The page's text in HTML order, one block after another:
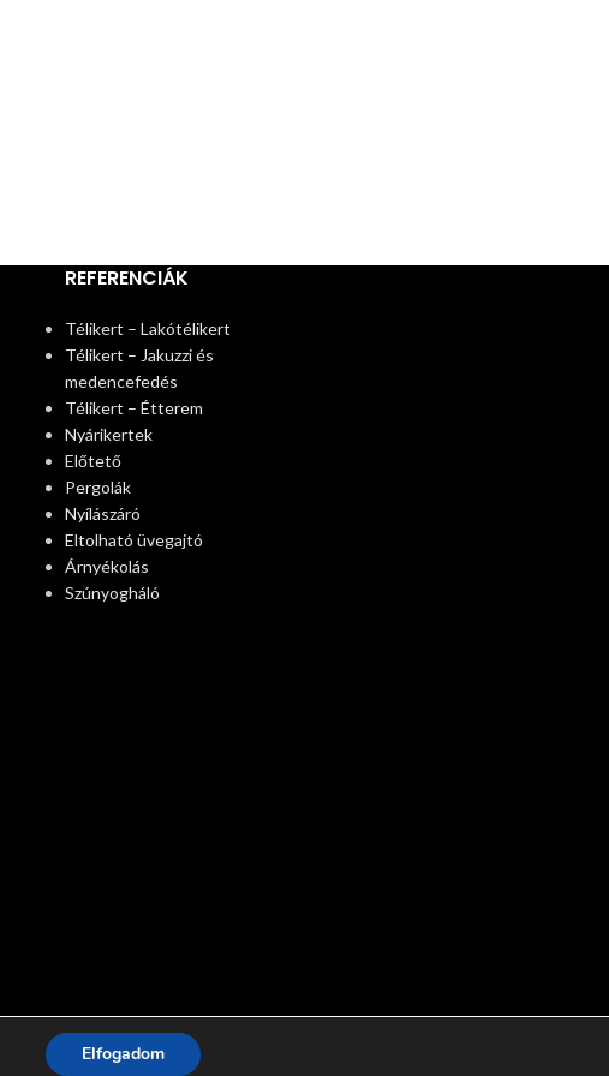
REFERENCIÁK
Télikert – Lakótélikert
Télikert – Jakuzzi és
medencefedés
Télikert – Étterem
Nyárikertek
Előtető
Pergolák
Nyílászáró
Eltolható üvegajtó
Árnyékolás
Szúnyogháló
Elfogadom